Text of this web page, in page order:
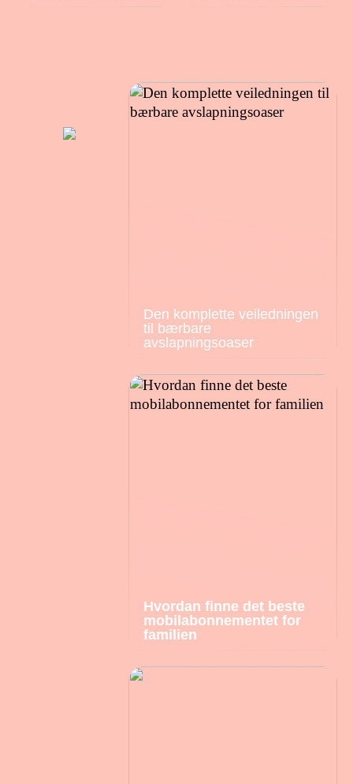
Den komplette veiledningen
til bærbare
avslapningsoaser
Hvordan finne det beste
mobilabonnementet for
familien